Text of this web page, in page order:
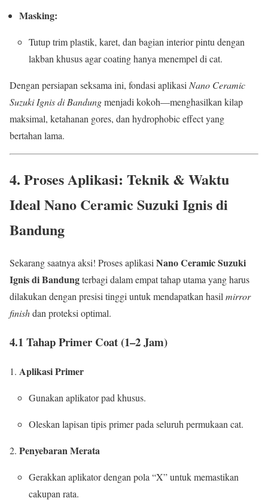
Masking:
Tutup trim plastik, karet, dan bagian interior pintu dengan
lakban khusus agar coating hanya menempel di cat.
Dengan persiapan seksama ini, fondasi aplikasi Nano Ceramic
Suzuki Ignis di Bandungmenjadi kokoh—menghasilkan kilap
maksimal, ketahanan gores, dan hydrophobic effect yang
bertahan lama.
4. Proses Aplikasi: Teknik & Waktu
Ideal Nano Ceramic Suzuki Ignis di
Bandung
Sekarang saatnya aksi! Proses aplikasi Nano Ceramic Suzuki
Ignis di Bandungterbagi dalam empat tahap utama yang harus
dilakukan dengan presisi tinggi untuk mendapatkan hasil mirror
finishdan proteksi optimal.
4.1 Tahap Primer Coat (1–2 Jam)
Aplikasi Primer
Gunakan aplikator pad khusus.
Oleskan lapisan tipis primer pada seluruh permukaan cat.
Penyebaran Merata
Gerakkan aplikator dengan pola “X” untuk memastikan
cakupan rata.